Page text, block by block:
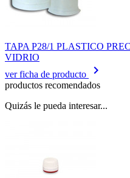
TAPA P28/1 PLASTICO
VIDRIO
ver ficha de producto
keyboard_arrow_right
productos recomendados
Quizás le pueda interesar...